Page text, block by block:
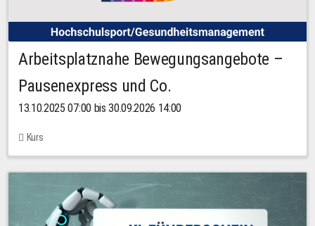
Arbeitsplatznahe Bewegungsangebote –
Pausenexpress und Co.
13.10.2025 07:00 bis 30.09.2026 14:00
Kurs